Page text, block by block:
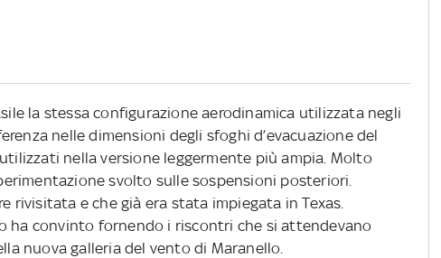
la stessa configurazione aerodinamica utilizzata negli
nelle dimensioni degli sfoghi d’evacuazione del
nella versione leggermente più ampia. Molto
svolto sulle sospensioni posteriori.
rivisitata e che già era stata impiegata in Texas.
ha convinto fornendo i riscontri che si attendevano
nuova galleria del vento di Maranello.